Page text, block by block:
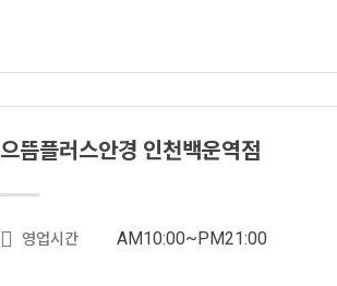
으뜸플러스안경 인천백운역점
영업시간 AM10:00~PM21:00